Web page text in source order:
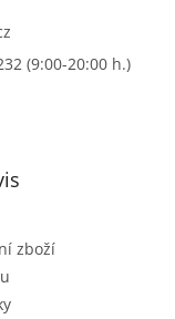
(9:00-20:00 h.)
zboží